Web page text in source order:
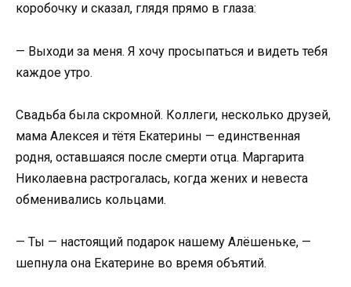
коробочку и сказал, глядя прямо в глаза:
— Выходи за меня. Я хочу просыпаться и видеть тебя
каждое утро.
Свадьба была скромной. Коллеги, несколько друзей,
мама Алексея и тётя Екатерины — единственная
родня, оставшаяся после смерти отца. Маргарита
Николаевна растрогалась, когда жених и невеста
обменивались кольцами.
— Ты — настоящий подарок нашему Алёшеньке, —
шепнула она Екатерине во время объятий.